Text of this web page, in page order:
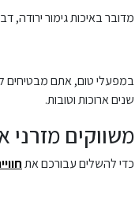
מדובר באיכות גימור
במפעלי טום, אתם מבטיחים
שנים ארוכות וטובות.
משווקים מזרני
כדי להשלים עבורכם את